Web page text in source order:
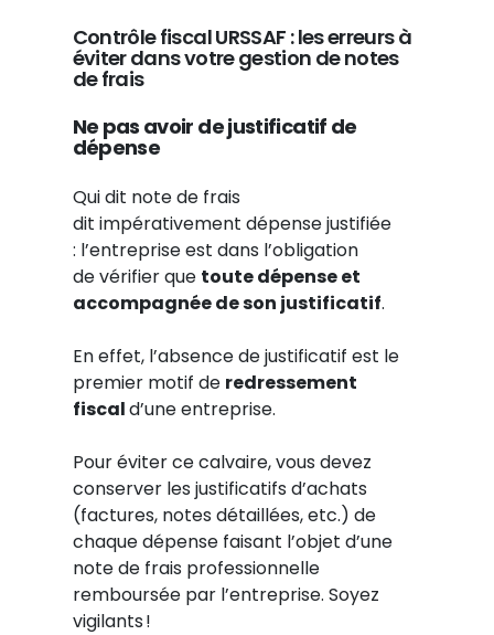
Contrôle fiscal URSSAF : les erreurs à
éviter dans votre gestion de notes
de frais
Ne pas avoir de justificatif de
dépense
Qui dit note de frais
dit impérativement dépense justifiée
: l’entreprise est dans l’obligation
de vérifier que toute dépenseet
accompagnée de son justificatif.
En effet, l’absence de justificatif est le
premier motif de redressement
fiscald’une entreprise.
Pour éviter ce calvaire, vous devez
conserver les justificatifs d’achats
(factures, notes détaillées, etc.) de
chaque dépense faisant l’objet d’une
note de frais professionnelle
remboursée par l’entreprise. Soyez
vigilants !